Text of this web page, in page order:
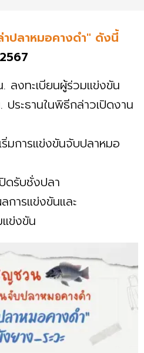
าปลาหมอคางดำ" ดังนี้
งทะเบียนผู้ร่วมแข่งขัน
ะธานในพิธีกล่าวเปิดงาน
มการแข่งขันจับปลาหมอ
ดรับชั่งปลา
การแข่งขันและ
ข่งขัน